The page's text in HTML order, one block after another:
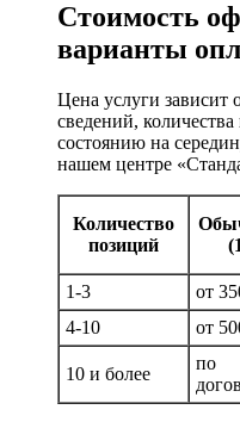
Стоимость
варианты
Цена услуги зависит
сведений,
состоянию на
нашем центре
Количество
позиций
1-3
от
4-10
от
10 и более
по